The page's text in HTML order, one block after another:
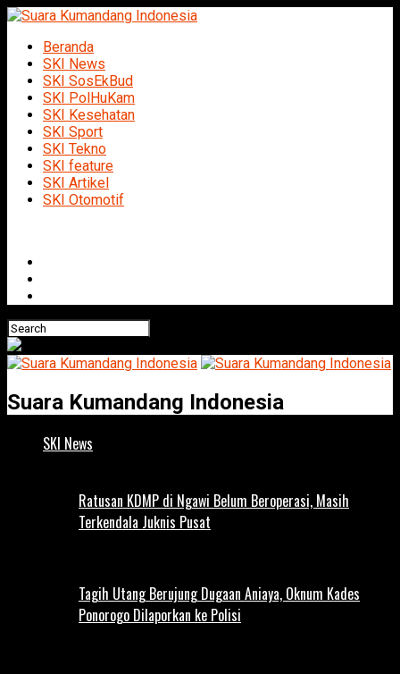
Beranda
SKI News
SKI SosEkBud
SKI PolHuKam
SKI Kesehatan
SKI Sport
SKI Tekno
SKI feature
SKI Artikel
SKI Otomotif
Suara Kumandang Indonesia
SKI News
Ratusan KDMP di Ngawi Belum Beroperasi, Masih
Terkendala Juknis Pusat
Tagih Utang Berujung Dugaan Aniaya, Oknum Kades
Ponorogo Dilaporkan ke Polisi